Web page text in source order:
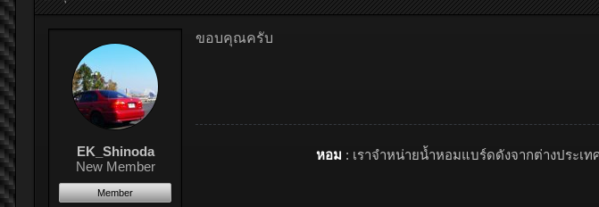
EK_Shinoda
New Member
Member
ขอบคุณครับ
หอม : เราจำหน่ายน้ำหอมแบร์ดดังจากต่างประเ